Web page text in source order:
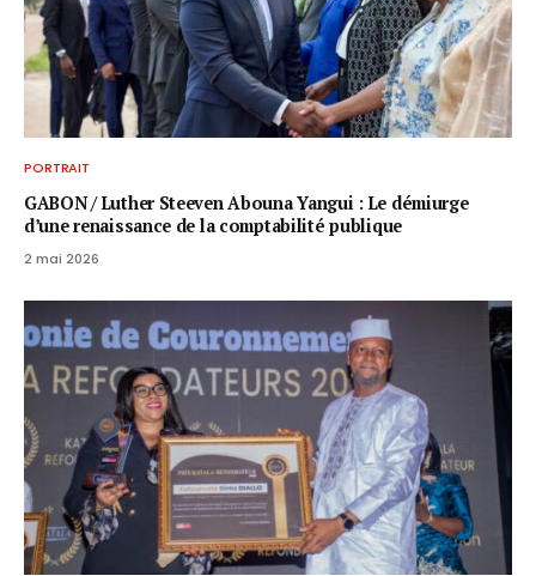
PORTRAIT
GABON / ​Luther Steeven Abouna Yangui : Le démiurge
d’une renaissance de la comptabilité publique
2 mai 2026